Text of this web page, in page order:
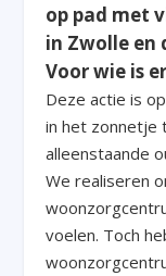
op pad met
in Zwolle en
Voor wie is
Deze actie is
in het zonnetje
alleenstaande
We realiseren
voelen. Toch